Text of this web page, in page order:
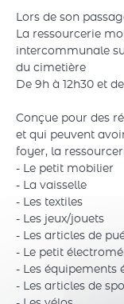
Lors de son
La ressourcerie
intercommunale
du cimetière
De 9h à 12h30 et
Conçue pour des
et qui peuvent
foyer, la
- Le petit mobilier
- La vaisselle
- Les textiles
- Les jeux/jouets
- Les articles de
- Le petit
- Les équipements
- Les articles de